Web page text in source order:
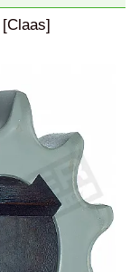
[Claas]